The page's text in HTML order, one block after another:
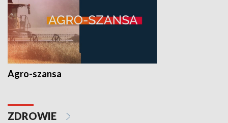
Agro-szansa
ZDROWIE